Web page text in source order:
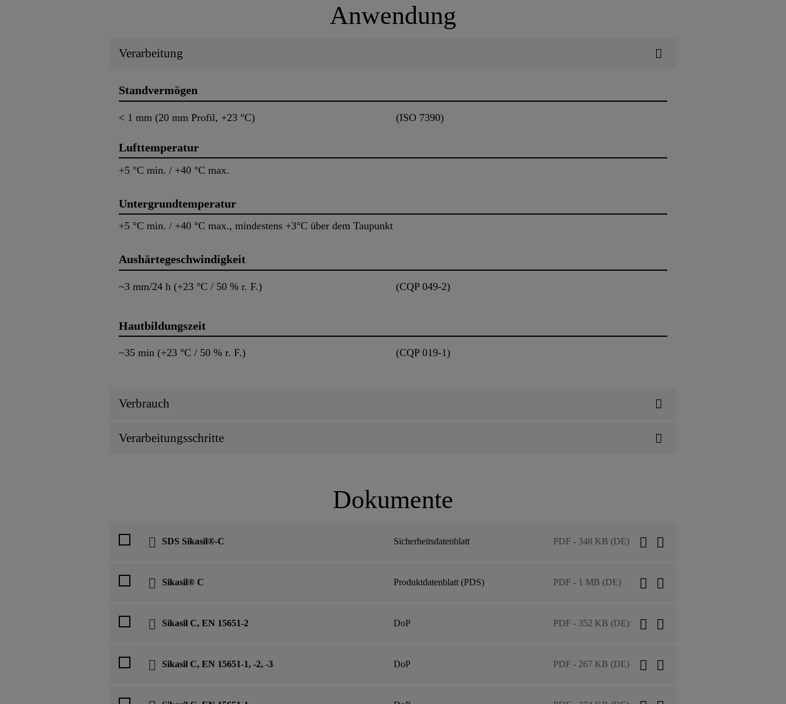
Anwendung
Verarbeitung
Standvermögen
< 1 mm (20 mm Profil, +23 °C) (ISO 7390)
Lufttemperatur
+5 °C min. / +40 °C max.
Untergrundtemperatur
+5 °C min. / +40 °C max., mindestens +3°C über dem Taupunkt
Aushärtegeschwindigkeit
~3 mm/24 h (+23 °C / 50 % r. F.) (CQP 049-2)
Hautbildungszeit
~35 min (+23 °C / 50 % r. F.) (CQP 019-1)
Verbrauch
Verarbeitungsschritte
Dokumente
SDS Sikasil®-C Sicherheitsdatenblatt PDF - 348 KB (DE)
Sikasil® C Produktdatenblatt (PDS) PDF - 1 MB (DE)
Sikasil C, EN 15651-2 DoP PDF - 352 KB (DE)
Sikasil C, EN 15651-1, -2, -3 DoP PDF - 267 KB (DE)